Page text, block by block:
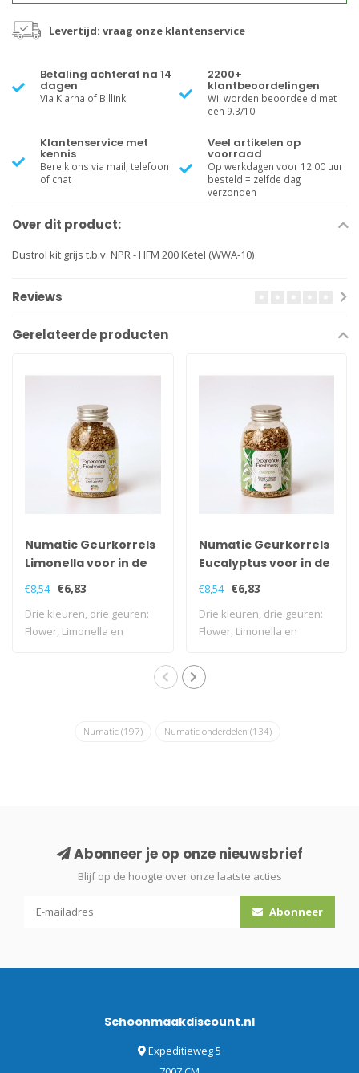
Levertijd: vraag onze klantenservice
Betaling achteraf na 14
dagen
Via Klarna of Billink
2200+
klantbeoordelingen
Wij worden beoordeeld met
een 9.3/10
Klantenservice met
kennis
Bereik ons via mail, telefoon
of chat
Veel artikelen op
voorraad
Op werkdagen voor 12.00 uur
besteld = zelfde dag
verzonden
Over dit product:
Dustrol kit grijs t.b.v. NPR - HFM 200 Ketel (WWA-10)
Reviews
Gerelateerde producten
Numatic Geurkorrels
Limonella voor in de
stofzuigerzak
€8,54 €6,83
Drie kleuren, drie geuren:
Flower, Limonella en
Numatic Geurkorrels
Eucalyptus voor in de
stofzuigerzak
€8,54 €6,83
Drie kleuren, drie geuren:
Flower, Limonella en
Numatic (197) Numatic onderdelen (134)
Abonneer je op onze nieuwsbrief
Blijf op de hoogte over onze laatste acties
Abonneer
Schoonmaakdiscount.nl
Expeditieweg 5